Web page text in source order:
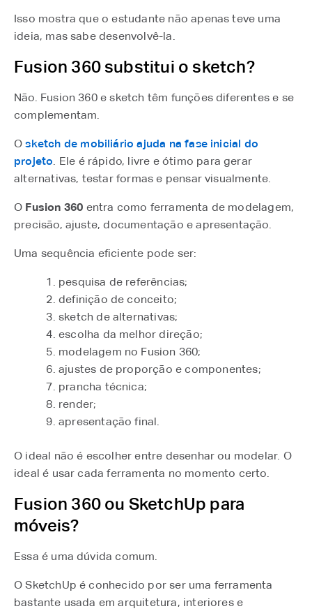
Isso mostra que o estudante não apenas teve uma
ideia, mas sabe desenvolvê-la.
Fusion 360 substitui o sketch?
Não. Fusion 360 e sketch têm funções diferentes e se
complementam.
Osketch de mobiliário ajuda na fase inicial do
projeto. Ele é rápido, livre e ótimo para gerar
alternativas, testar formas e pensar visualmente.
O Fusion 360 entra como ferramenta de modelagem,
precisão, ajuste, documentação e apresentação.
Uma sequência eficiente pode ser:
pesquisa de referências;
definição de conceito;
sketch de alternativas;
escolha da melhor direção;
modelagem no Fusion 360;
ajustes de proporção e componentes;
prancha técnica;
render;
apresentação final.
O ideal não é escolher entre desenhar ou modelar. O
ideal é usar cada ferramenta no momento certo.
Fusion 360 ou SketchUp para
móveis?
Essa é uma dúvida comum.
O SketchUp é conhecido por ser uma ferramenta
bastante usada em arquitetura, interiores e